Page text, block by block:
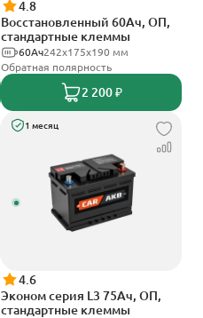
4.8
Восстановленный 60Ач, ОП,
стандартные клеммы
242х175х190 мм
60Ач
Обратная полярность
2 200 ₽
1 месяц
4.6
Эконом серия L3 75Ач, ОП,
стандартные клеммы